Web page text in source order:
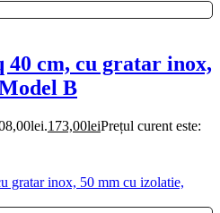
40 cm, cu gratar inox,
B
173,00leiPrețul curent este: